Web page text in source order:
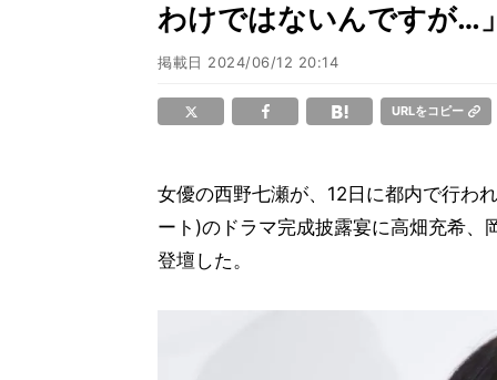
わけではないんですが…
掲載日 2024/06/12 20:14
URLをコピー
女優の西野七瀬が、12日に都内で行わ
ート)のドラマ完成披露宴に高畑充希、
登壇した。